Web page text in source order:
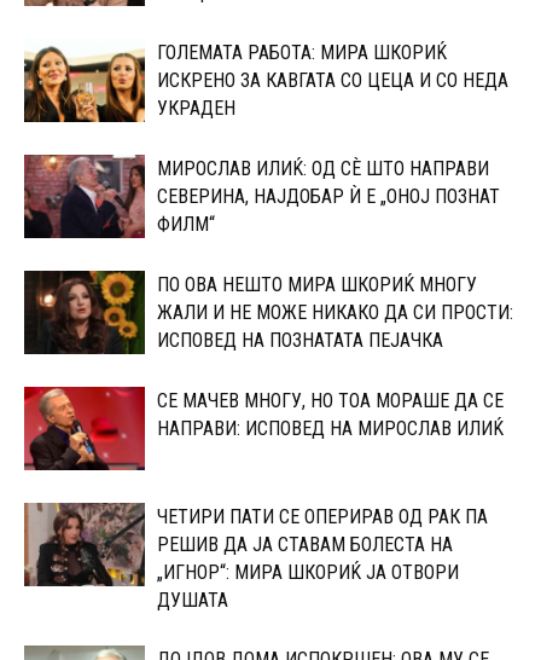
ГОЛЕМАТА РАБОТА: МИРА ШКОРИЌ
ИСКРЕНО ЗА КАВГАТА СО ЦЕЦА И СО НЕДА
УКРАДЕН
МИРОСЛАВ ИЛИЌ: ОД СÈ ШТО НАПРАВИ
СЕВЕРИНА, НАЈДОБАР Ѝ Е „ОНОЈ ПОЗНАТ
ФИЛМ“
ПО ОВА НЕШТО МИРА ШКОРИЌ МНОГУ
ЖАЛИ И НЕ МОЖЕ НИКАКО ДА СИ ПРОСТИ:
ИСПОВЕД НА ПОЗНАТАТА ПЕЈАЧКА
СЕ МАЧЕВ МНОГУ, НО ТОА МОРАШЕ ДА СЕ
НАПРАВИ: ИСПОВЕД НА МИРОСЛАВ ИЛИЌ
ЧЕТИРИ ПАТИ СЕ ОПЕРИРАВ ОД РАК ПА
РЕШИВ ДА ЈА СТАВАМ БОЛЕСТА НА
„ИГНОР“: МИРА ШКОРИЌ ЈА ОТВОРИ
ДУШАТА